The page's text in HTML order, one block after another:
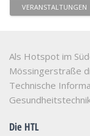
VERANSTALTUNGEN
Als Hotspot im
Mössingerstraße
Technische
Die HTL